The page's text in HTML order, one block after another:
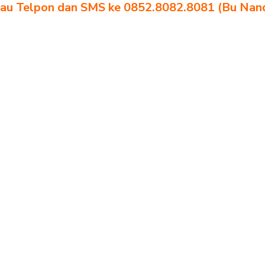
Telpon dan SMS ke 0852.8082.8081 (Bu